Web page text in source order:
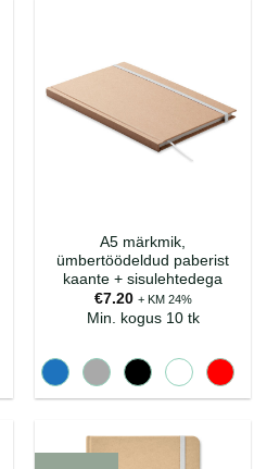
A5 märkmik,
ümbertöödeldud paberist
kaante + sisulehtedega
€7.20 + KM 24%
Min. kogus 10 tk